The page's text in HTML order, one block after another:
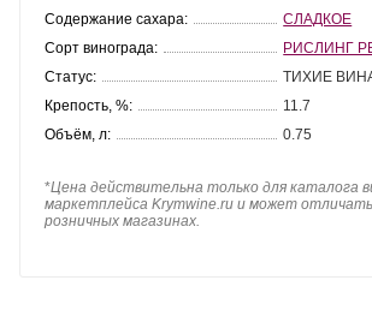
Содержание сахара:
СЛАДКОЕ
Сорт винограда:
РИСЛИНГ
Статус:
ТИХИЕ
Крепость, %:
11.7
Объём, л:
0.75
*Цена действительна только для каталога
маркетплейса Krymwine.ru и может
розничных магазинах.